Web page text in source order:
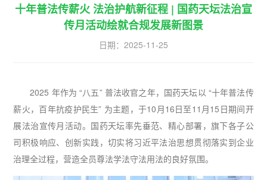
十年普法传薪火 法治护航新征程 | 国药天坛法治宣
传月活动绘就合规发展新图景
日期： 2025-11-25
2025 年作为 “八五” 普法收官之年，国药天坛以 “十年普法传
薪火，百年抗疫护民生” 为主题，于10月16日至11月15日期间开
展法治宣传月活动。国药天坛率先垂范、精心部署，旗下各子公
司积极响应、创新实践，切实将习近平法治思想贯彻落实到企业
治理全过程，营造全员尊法学法守法用法的良好氛围。